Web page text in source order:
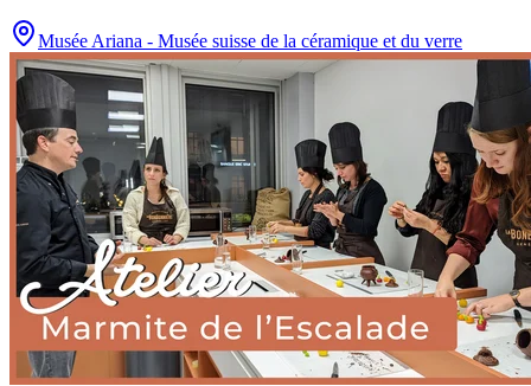
Musée Ariana - Musée suisse de la céramique et du verre